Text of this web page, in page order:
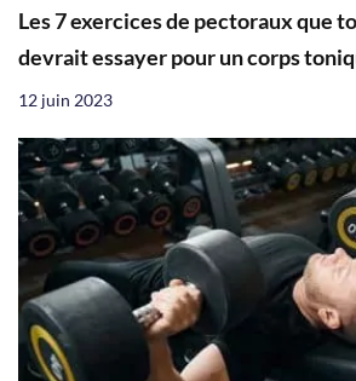
Les 7 exercices de pectoraux que
devrait essayer pour un corps
12 juin 2023